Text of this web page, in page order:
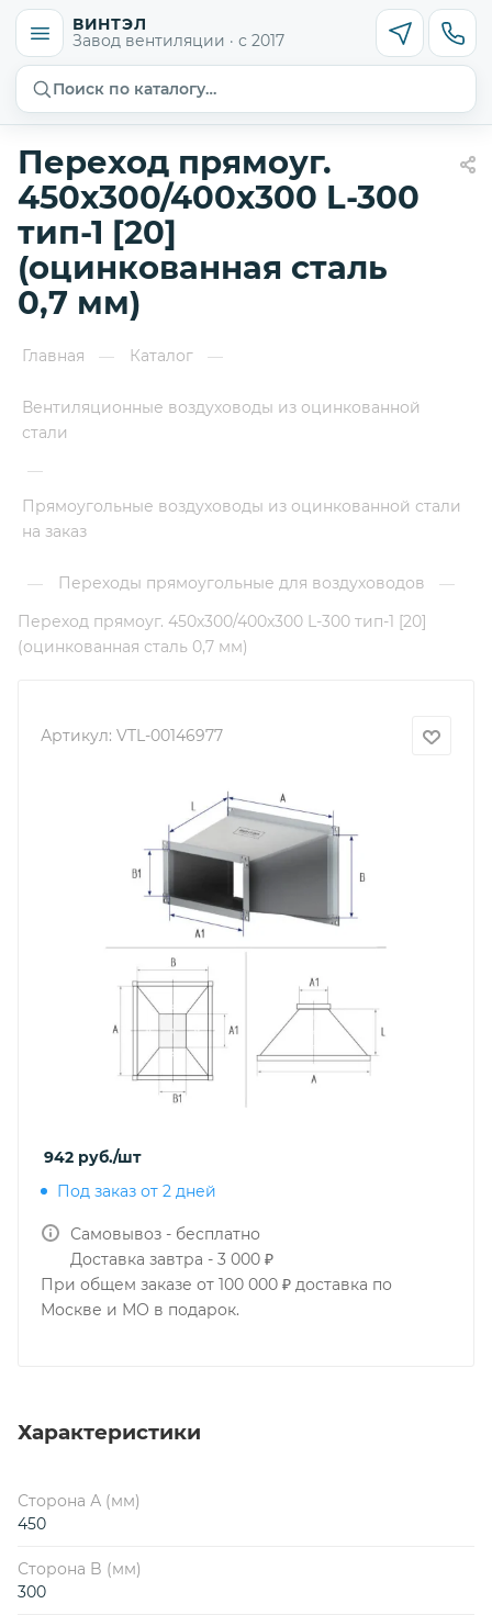
ВИНТЭЛ
Завод вентиляции · с 2017
Поиск по каталогу…
Переход прямоуг.
450х300/400х300 L-300
тип-1 [20]
(оцинкованная сталь
0,7 мм)
Главная — Каталог —
Вентиляционные воздуховоды из оцинкованной
стали
—
Прямоугольные воздуховоды из оцинкованной стали
на заказ
— Переходы прямоугольные для воздуховодов
—
Переход прямоуг. 450х300/400х300 L-300 тип-1 [20]
(оцинкованная сталь 0,7 мм)
Артикул: VTL-00146977
942 руб./шт
Под заказ от 2 дней
Самовывоз - бесплатно
Доставка завтра - 3 000 ₽
При общем заказе от 100 000 ₽ доставка по
Москве и МО в подарок.
Характеристики
Сторона А (мм)
450
Сторона B (мм)
300